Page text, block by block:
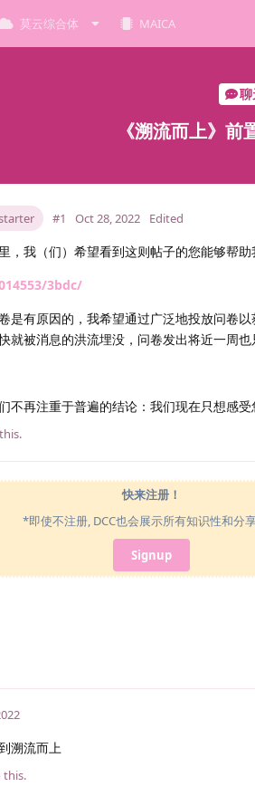
莫云综合体 MAICA
聊
《溯流而上》前
#1 Oct 28, 2022 Edited
，我（们）希望看到这则帖子的您能够帮助
3bdc/
是有原因的，我希望通过广泛地投放问卷
就被消息的洪流埋没，问卷发出将近一周也
不再注重于普遍的结论：我们现在只想感受
.
快来注册！
*即使不注册, DCC也会展示所有知识性和分
Signup
溯流而上
this.